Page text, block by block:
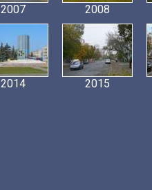
2007 2008
2014 2015